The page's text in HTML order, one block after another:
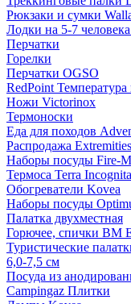
Рюкзаки и сумки
Лодки на 5-7
Перчатки
Горелки
Перчатки OGSO
RedPoint
Ножи Victorinox
Термоноски
Еда для походов
Распродажа
Наборы посуды Fire-
Термоса Terra Incognita
Обогреватели Kovea
Наборы посуды
Палатка двухместная
Горючее, спички BM
Туристические
6,0-7,5 см
Посуда из
Campingaz Плитки